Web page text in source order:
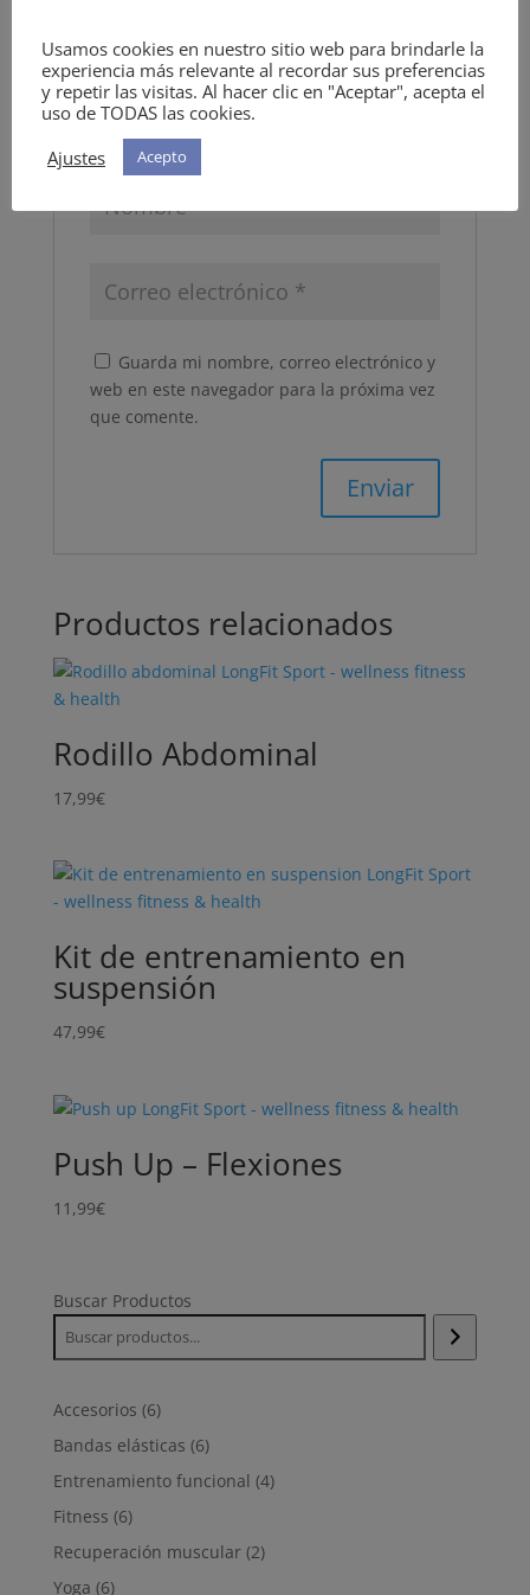
Tu puntuación
Guarda mi nombre, correo electrónico y
web en este navegador para la próxima vez
que comente.
Productos relacionados
Rodillo Abdominal
17,99€
Kit de entrenamiento en
suspensión
47,99€
Push Up – Flexiones
11,99€
Buscar Productos
Accesorios 66
productos
Bandas elásticas 66
productos
Entrenamiento funcional 44
Fitness 66
productos
Recuperación muscular 22
Yoga 66
Usamos cookies en nuestro sitio web para brindarle la
experiencia más relevante al recordar sus preferencias
y repetir las visitas. Al hacer clic en "Aceptar", acepta el
uso de TODAS las cookies.
Ajustes
Acepto